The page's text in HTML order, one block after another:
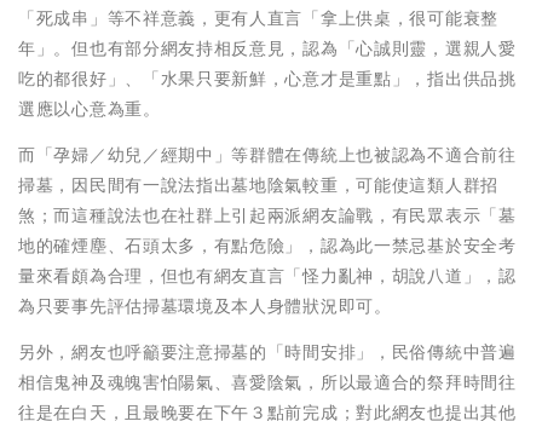
「死成串」等不祥意義，更有人直言「拿上供桌，很可能衰整
年」。但也有部分網友持相反意見，認為「心誠則靈，選親人愛
吃的都很好」、「水果只要新鮮，心意才是重點」，指出供品挑
選應以心意為重。
而「孕婦／幼兒／經期中」等群體在傳統上也被認為不適合前往
掃墓，因民間有一說法指出墓地陰氣較重，可能使這類人群招
煞；而這種說法也在社群上引起兩派網友論戰，有民眾表示「墓
地的確煙塵、石頭太多，有點危險」，認為此一禁忌基於安全考
量來看頗為合理，但也有網友直言「怪力亂神，胡說八道」，認
為只要事先評估掃墓環境及本人身體狀況即可。
另外，網友也呼籲要注意掃墓的「時間安排」，民俗傳統中普遍
相信鬼神及魂魄害怕陽氣、喜愛陰氣，所以最適合的祭拜時間往
往是在白天，且最晚要在下午３點前完成；對此網友也提出其他